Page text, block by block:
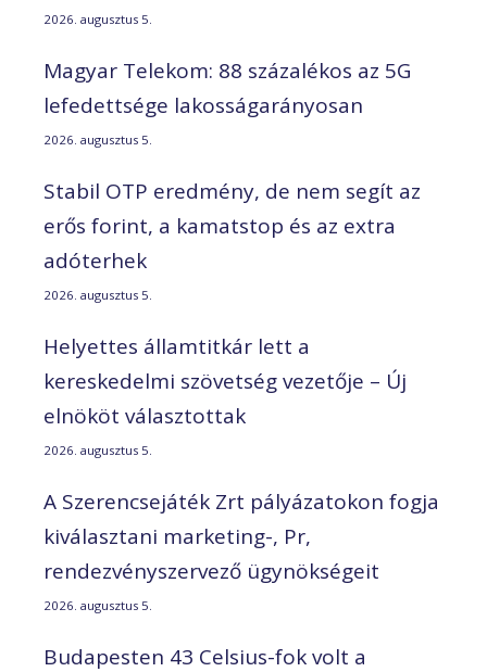
2026. augusztus 5.
Magyar Telekom: 88 százalékos az 5G
lefedettsége lakosságarányosan
2026. augusztus 5.
Stabil OTP eredmény, de nem segít az
erős forint, a kamatstop és az extra
adóterhek
2026. augusztus 5.
Helyettes államtitkár lett a
kereskedelmi szövetség vezetője – Új
elnököt választottak
2026. augusztus 5.
A Szerencsejáték Zrt pályázatokon fogja
kiválasztani marketing-, Pr,
rendezvényszervező ügynökségeit
2026. augusztus 5.
Budapesten 43 Celsius-fok volt a